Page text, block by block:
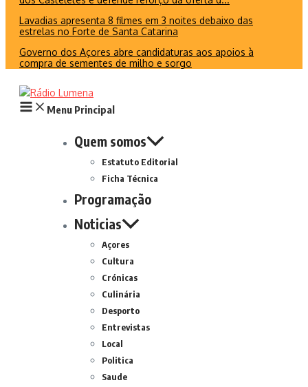
Lavadias apresenta 8 filmes em 3 noites debaixo das
estrelas no Forte de Santa Catarina
Governo dos Açores abre candidaturas aos apoios à
compra de sementes de milho e sorgo
Menu Principal
Quem somos
Estatuto Editorial
Ficha Técnica
Programação
Noticias
Açores
Cultura
Crónicas
Culinária
Desporto
Entrevistas
Local
Politica
Saude